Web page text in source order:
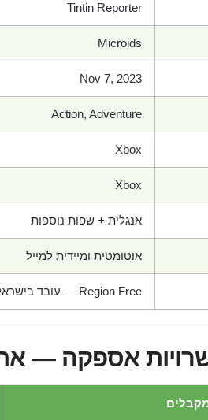
Tintin Reporter
Microids
Nov 7, 2023
Action, Adventure
Xbox
Xbox
אנגלית + שפות נוספות
אוטומטית ומיידית למייל
Region Free — עובד בישראל ובכל העולם
אספקה —